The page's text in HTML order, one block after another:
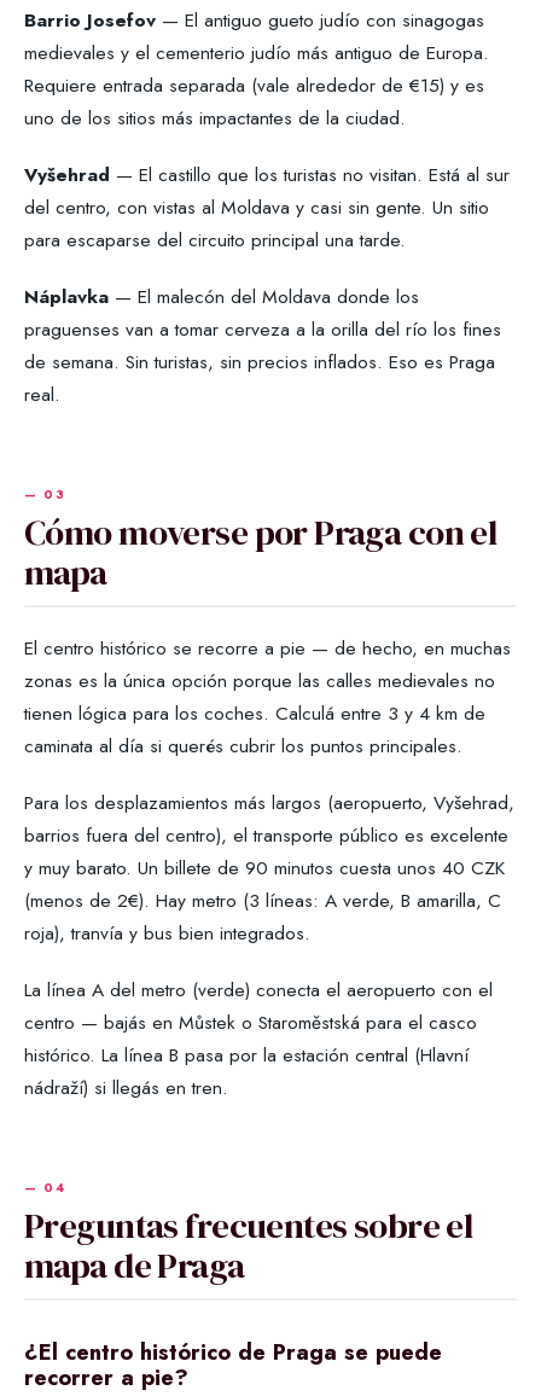
Barrio Josefov — El antiguo gueto judío con sinagogas
medievales y el cementerio judío más antiguo de Europa.
Requiere entrada separada (vale alrededor de €15) y es
uno de los sitios más impactantes de la ciudad.
Vyšehrad — El castillo que los turistas no visitan. Está al sur
del centro, con vistas al Moldava y casi sin gente. Un sitio
para escaparse del circuito principal una tarde.
Náplavka — El malecón del Moldava donde los
praguenses van a tomar cerveza a la orilla del río los fines
de semana. Sin turistas, sin precios inflados. Eso es Praga
real.
Cómo moverse por Praga con el
mapa
El centro histórico se recorre a pie — de hecho, en muchas
zonas es la única opción porque las calles medievales no
tienen lógica para los coches. Calculá entre 3 y 4 km de
caminata al día si querés cubrir los puntos principales.
Para los desplazamientos más largos (aeropuerto, Vyšehrad,
barrios fuera del centro), el transporte público es excelente
y muy barato. Un billete de 90 minutos cuesta unos 40 CZK
(menos de 2€). Hay metro (3 líneas: A verde, B amarilla, C
roja), tranvía y bus bien integrados.
La línea A del metro (verde) conecta el aeropuerto con el
centro — bajás en Můstek o Staroměstská para el casco
histórico. La línea B pasa por la estación central (Hlavní
nádraží) si llegás en tren.
Preguntas frecuentes sobre el
mapa de Praga
¿El centro histórico de Praga se puede
recorrer a pie?